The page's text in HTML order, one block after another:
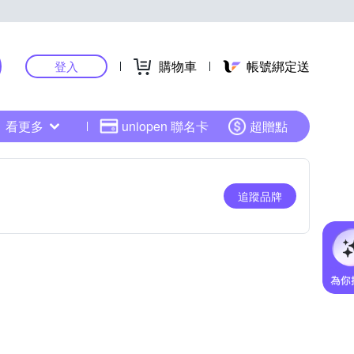
登入 購物車 帳號綁定送
看更多 uniopen 聯名卡 超贈點
追蹤品牌